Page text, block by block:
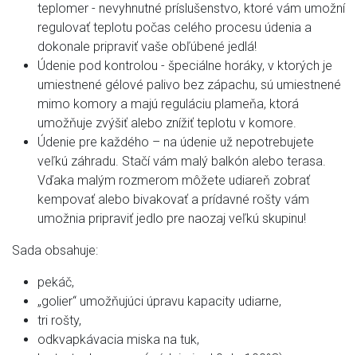
teplomer - nevyhnutné príslušenstvo, ktoré vám umožní
regulovať teplotu počas celého procesu údenia a
dokonale pripraviť vaše obľúbené jedlá!
Údenie pod kontrolou - špeciálne horáky, v ktorých je
umiestnené gélové palivo bez zápachu, sú umiestnené
mimo komory a majú reguláciu plameňa, ktorá
umožňuje zvýšiť alebo znížiť teplotu v komore.
Údenie pre každého – na údenie už nepotrebujete
veľkú záhradu. Stačí vám malý balkón alebo terasa.
Vďaka malým rozmerom môžete udiareň zobrať
kempovať alebo bivakovať a prídavné rošty vám
umožnia pripraviť jedlo pre naozaj veľkú skupinu!
Sada obsahuje:
pekáč,
„golier“ umožňujúci úpravu kapacity udiarne,
tri rošty,
odkvapkávacia miska na tuk,